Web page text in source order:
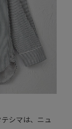
シマは、ニュ